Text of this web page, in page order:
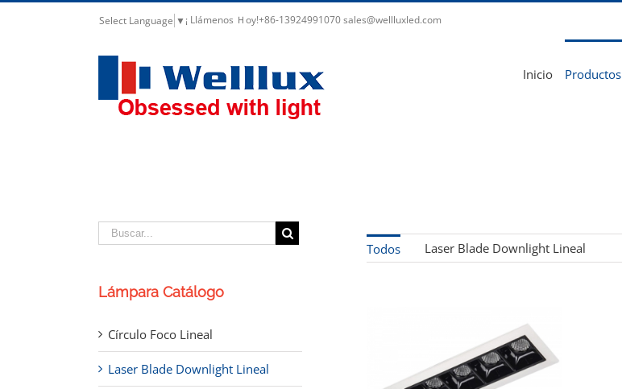
Select Language ▼¡ Llámenos Ｈoy!+86-13924991070 sales@wellluxled.com
Inicio Productos
Todos Laser Blade Downlight Lineal
10W empotrado foco lineal
Lámpara Catálogo
Círculo Foco Lineal
Laser Blade Downlight Lineal